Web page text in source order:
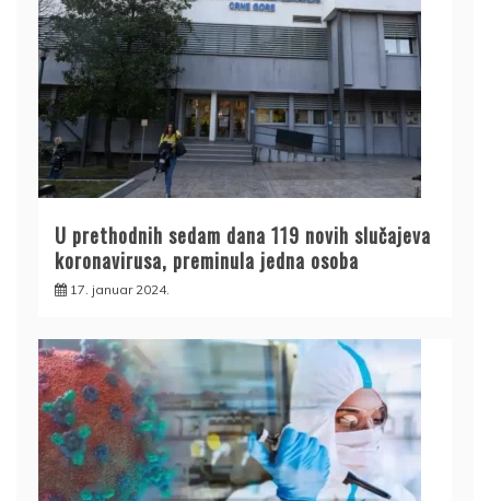
U prethodnih sedam dana 119 novih slučajeva
koronavirusa, preminula jedna osoba
17. januar 2024.